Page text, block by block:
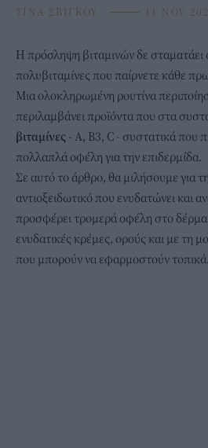
ΤΙΝΑ ΣΒΙΓΚΟΥ ⸻ 11 NOV
Η πρόσληψη βιταμινών δε σταματάει
πολυβιταμίνες που παίρνετε κάθε
Μια ολοκληρωμένη ρουτίνα
περιλαμβάνει προϊόντα που στα
βιταμίνες - Α, Β3, C - συστατικά που
πολλαπλά οφέλη για την επιδερμίδα.
Σε αυτό το άρθρο, θα μιλήσουμε για
αντιοξειδωτικό που ενυδατώνει και
προσφέρει τρομερά οφέλη στο
ενυδατικές κρέμες, ορούς και με τη
που μπορούν να εφαρμοστούν τοπικά.